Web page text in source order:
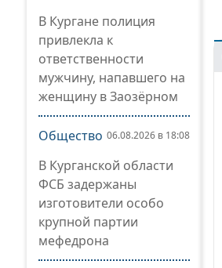
В Кургане полиция
привлекла к
ответственности
мужчину, напавшего на
женщину в Заозёрном
Общество 06.08.2026 в 18:08
В Курганской области
ФСБ задержаны
изготовители особо
крупной партии
мефедрона